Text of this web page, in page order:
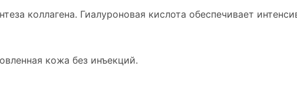
коллагена. Гиалуроновая кислота обеспечивает
кожа без инъекций.